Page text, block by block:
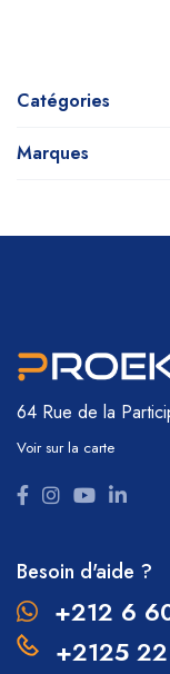
Catégories
Marques
64 Rue de la
Voir sur la carte
Besoin d'aide ?
+212 6
+2125